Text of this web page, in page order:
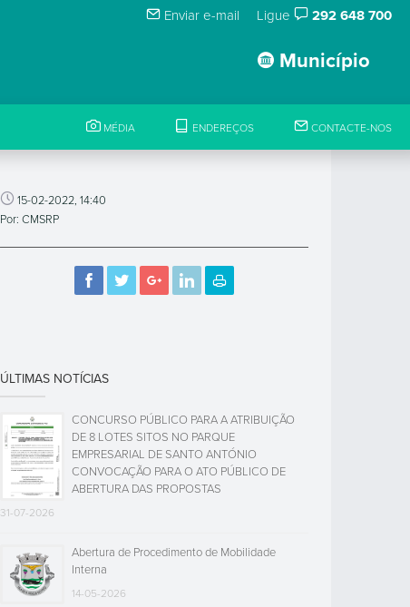
Enviar e-mail Ligue 292 648 700
Município
MÉDIA ENDEREÇOS CONTACTE-NOS
15-02-2022, 14:40
Por: CMSRP
ÚLTIMAS NOTÍCIAS
CONCURSO PÚBLICO PARA A ATRIBUIÇÃO
DE 8 LOTES SITOS NO PARQUE
EMPRESARIAL DE SANTO ANTÓNIO
CONVOCAÇÃO PARA O ATO PÚBLICO DE
ABERTURA DAS PROPOSTAS
31-07-2026
Abertura de Procedimento de Mobilidade
Interna
14-05-2026